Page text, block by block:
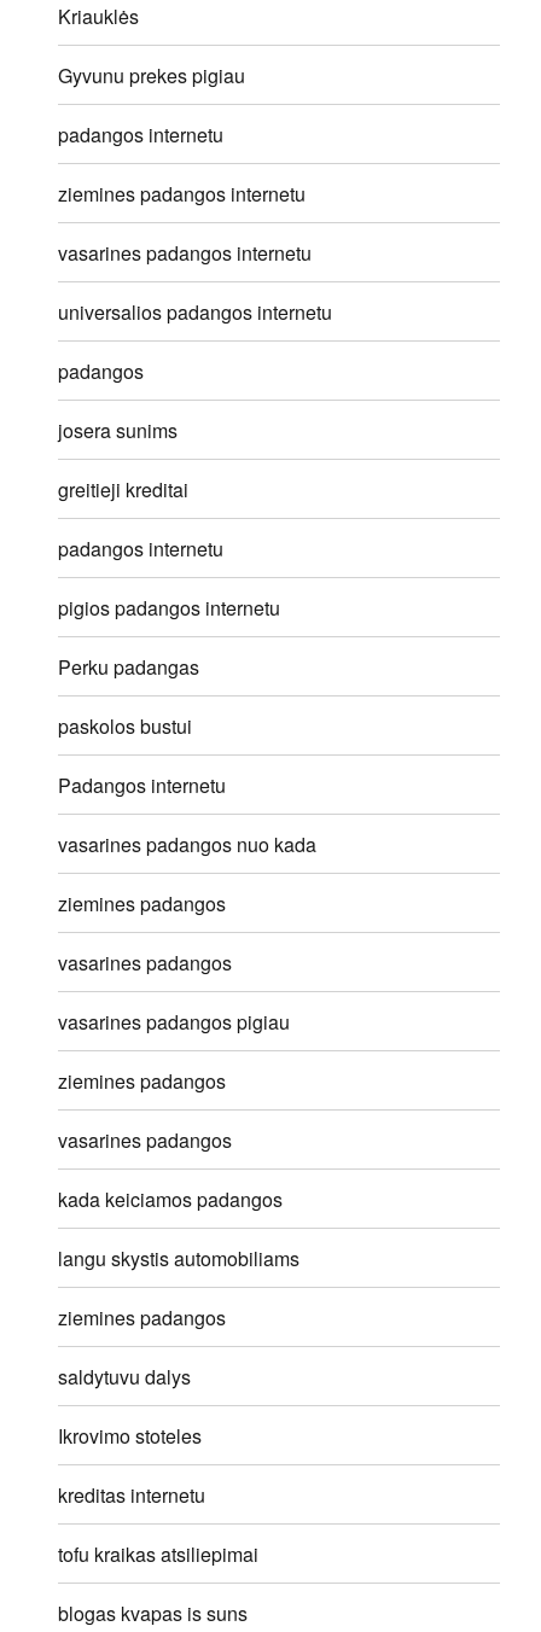
Kriauklės
Gyvunu prekes pigiau
padangos internetu
ziemines padangos internetu
vasarines padangos internetu
universalios padangos internetu
padangos
josera sunims
greitieji kreditai
padangos internetu
pigios padangos internetu
Perku padangas
paskolos bustui
Padangos internetu
vasarines padangos nuo kada
ziemines padangos
vasarines padangos
vasarines padangos pigiau
ziemines padangos
vasarines padangos
kada keiciamos padangos
langu skystis automobiliams
ziemines padangos
saldytuvu dalys
Ikrovimo stoteles
kreditas internetu
tofu kraikas atsiliepimai
blogas kvapas is suns